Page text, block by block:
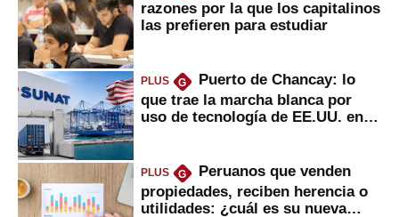
razones por la que los capitalinos
las prefieren para estudiar
PLUS G
Puerto de Chancay: lo
que trae la marcha blanca por
uso de tecnología de EE.UU. en
PLUS G
Peruanos que venden
propiedades, reciben herencia o
utilidades: ¿cuál es su nueva